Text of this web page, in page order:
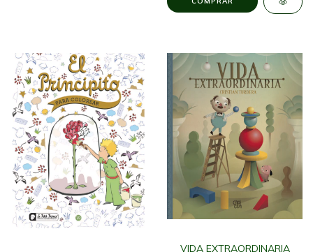
VIDA EXTRAORDINARIA